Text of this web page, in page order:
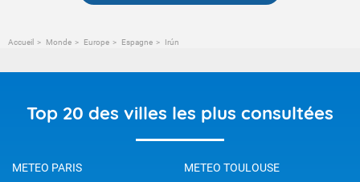
Accueil Monde Europe Espagne Irún
Top 20 des villes les plus consultées
METEO PARIS
METEO TOULOUSE